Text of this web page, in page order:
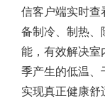
信客户端实时
备制冷、制热、
能，有效解决室
季产生的低温、
实现真正健康舒